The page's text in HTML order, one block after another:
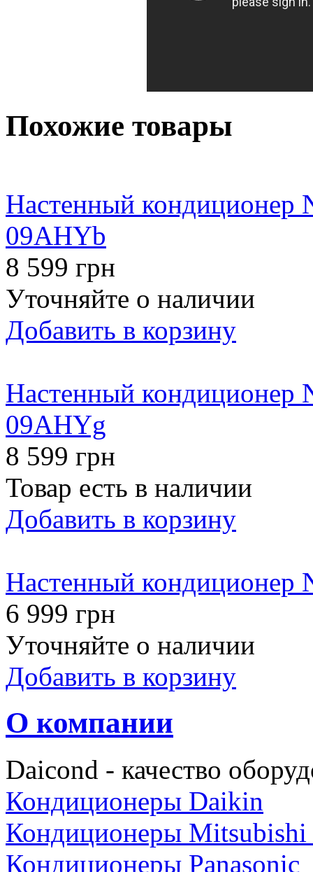
Похожие товары
Настенный кондиционер
09AHYb
8 599 грн
Уточняйте о наличии
Добавить в корзину
Настенный кондиционер
09AHYg
8 599 грн
Товар есть в наличии
Добавить в корзину
Настенный кондиционер
6 999 грн
Уточняйте о наличии
Добавить в корзину
О компании
Daicond - качество
Кондиционеры Daikin
Кондиционеры Mitsubishi
Кондиционеры Panasonic